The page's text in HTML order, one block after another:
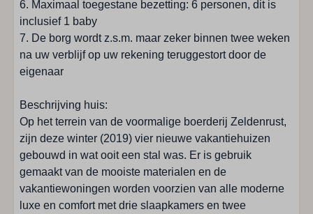
Fietsverhuur: 1 - 5 km
Golfbaan: 5 - 10 km
Restaurant: 1 - 5 km
Speeltuin: < 500 m
Strand: 1 - 5 km
Tegenover de speeltuin
Vlakbij het bos
Winkels: 1 - 5 km
Keuken
6. Maximaal toegestane bezetting: 6 personen, dit is
inclusief 1 baby
7. De borg wordt z.s.m. maar zeker binnen twee weken
na uw verblijf op uw rekening teruggestort door de
eigenaar
Beschrijving huis:
Op het terrein van de voormalige boerderij Zeldenrust,
zijn deze winter (2019) vier nieuwe vakantiehuizen
gebouwd in wat ooit een stal was. Er is gebruik
gemaakt van de mooiste materialen en de
vakantiewoningen worden voorzien van alle moderne
luxe en comfort met drie slaapkamers en twee